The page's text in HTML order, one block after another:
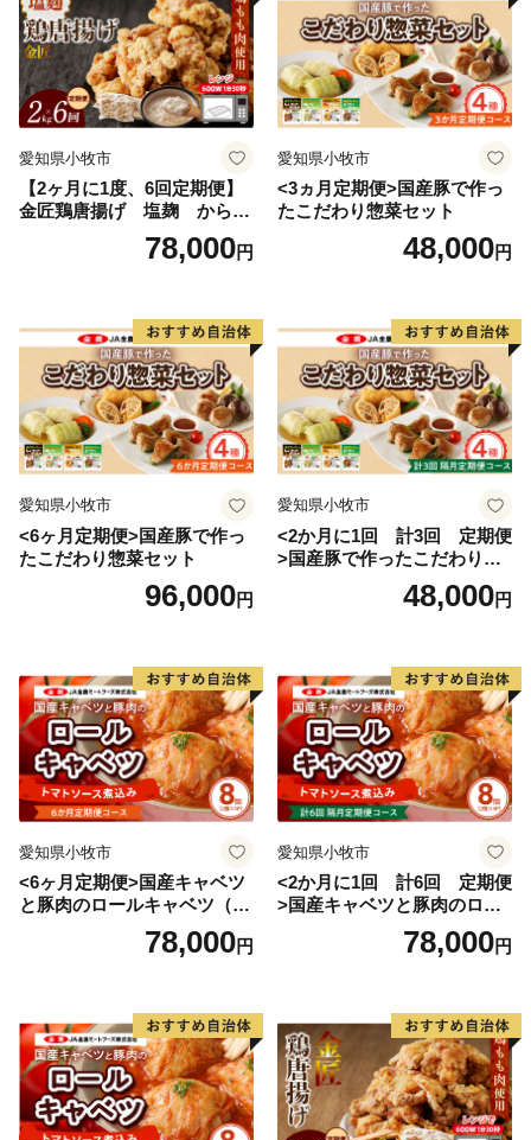
皆様にはご理解いただきますとともに、今後も変わらぬ
ご支援を賜りますと幸いでございます。
引き続きよろしくお願いいたします。
愛知県小牧市
【2ヶ月に1度、6回定期便】
金匠鶏唐揚げ 塩麹 からあ
78,000円
愛知県小牧市
<3ヵ月定期便>国産豚で作っ
たこだわり惣菜セット
48,000円
愛知県小牧市
<6ヶ月定期便>国産豚で作っ
たこだわり惣菜セット
96,000円
愛知県小牧市
<2か月に1回 計3回 定期便
>国産豚で作ったこだわり惣
48,000円
愛知県小牧市
<6ヶ月定期便>国産キャベツ
と豚肉のロールキャベツ（4P
78,000円
愛知県小牧市
<2か月に1回 計6回 定期便
>国産キャベツと豚肉のロー
ルキャベツ（4P入り）
78,000円